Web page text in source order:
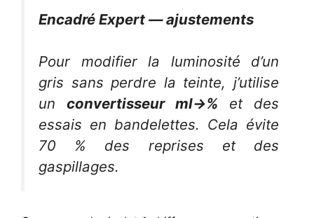
Encadré Expert — ajustements
Pour modifier la luminosité d’un
gris sans perdre la teinte, j’utilise
un convertisseur ml→% et des
essais en bandelettes. Cela évite
70 % des reprises et des
gaspillages.